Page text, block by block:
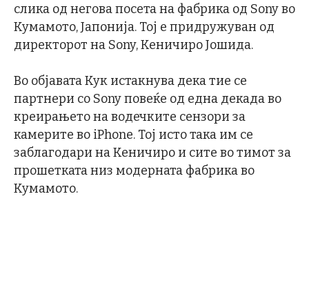
слика од негова посета на фабрика од Sony во
Кумамото, Јапонија. Тој е придружуван од
директорот на Sony, Кеничиро Јошида.
Во објавата Кук истакнува дека тие се
партнери со Sony повеќе од една декада во
креирањето на водечките сензори за
камерите во iPhone. Тој исто така им се
заблагодари на Кеничиро и сите во тимот за
прошетката низ модерната фабрика во
Кумамото.